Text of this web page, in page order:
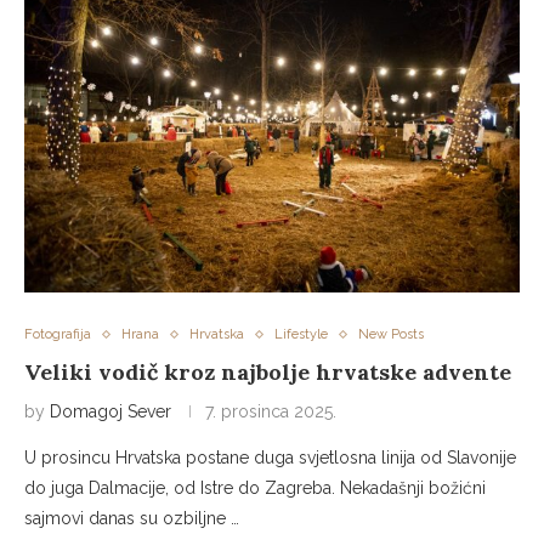
Fotografija Hrana Hrvatska Lifestyle New Posts
Veliki vodič kroz najbolje hrvatske advente
by Domagoj Sever 7. prosinca 2025.
U prosincu Hrvatska postane duga svjetlosna linija od Slavonije
do juga Dalmacije, od Istre do Zagreba. Nekadašnji božićni
sajmovi danas su ozbiljne …